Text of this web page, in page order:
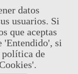
datos
usuarios. Si
que aceptas
'Entendido', si
política de